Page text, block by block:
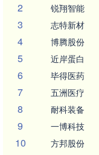
2 锐翔智能
3 志特新材
4 博腾股份
5 近岸蛋白
6 毕得医药
7 五洲医疗
8 耐科装备
9 一博科技
10 方邦股份